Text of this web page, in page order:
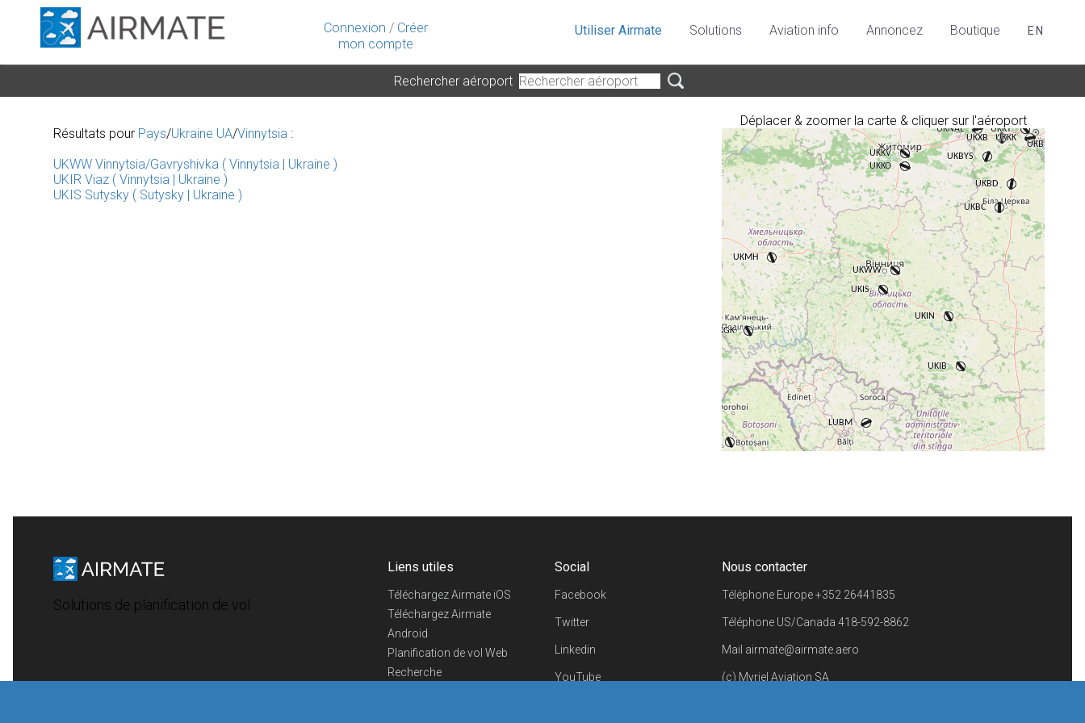
Connexion / Créer
mon compte
Utiliser Airmate Solutions Aviation info Annoncez Boutique EN
Rechercher aéroport
Déplacer & zoomer la carte & cliquer sur l'aéroport
©OpenStreetMapcontributors.
Résultats pour Pays/Ukraine UA/Vinnytsia :
UKWW Vinnytsia/Gavryshivka ( Vinnytsia | Ukraine )
UKIR Viaz ( Vinnytsia | Ukraine )
UKIS Sutysky ( Sutysky | Ukraine )
Solutions de planification de vol
Liens utiles
Téléchargez Airmate iOS
Téléchargez Airmate
Android
Planification de vol Web
Recherche
Social
Facebook
Twitter
Linkedin
YouTube
Nous contacter
Téléphone Europe+352 26441835
Téléphone US/Canada 418-592-8862
Mail airmate@airmate.aero
(c) Myriel Aviation SA